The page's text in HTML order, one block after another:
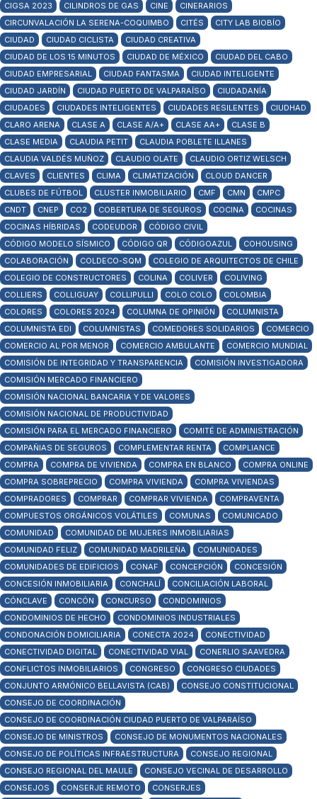
CIGSA 2023
CILINDROS DE GAS CINE
CINERARIOS
CIRCUNVALACIÓN LA SERENA-COQUIMBO
CITÉS
CITY LAB BIOBÍO
CIUDAD
CIUDAD CICLISTA
CIUDAD CREATIVA
CIUDAD DE LOS 15 MINUTOS
CIUDAD DE MÉXICO
CIUDAD DEL CABO
CIUDAD EMPRESARIAL
CIUDAD FANTASMA
CIUDAD INTELIGENTE
CIUDAD JARDÍN
CIUDAD PUERTO DE VALPARAÍSO
CIUDADANÍA
CIUDADES
CIUDADES INTELIGENTES CIUDADES RESILENTES
CIUDHAD
CLARO ARENA
CLASE A CLASE A/A+ CLASE AA+
CLASE B
CLASE MEDIA
CLAUDIA PETIT
CLAUDIA POBLETE ILLANES
CLAUDIA VALDÉS MUÑOZ
CLAUDIO OLATE
CLAUDIO ORTIZ WELSCH
CLAVES
CLIENTES CLIMA CLIMATIZACIÓN
CLOUD DANCER
CLUBES DE FÚTBOL
CLUSTER INMOBILIARIO CMF CMN
CMPC
CNDT
CNEP CO2 COBERTURA DE SEGUROS COCINA
COCINAS
COCINAS HÍBRIDAS
CODEUDOR
CÓDIGO CIVIL
CÓDIGO MODELO SÍSMICO
CÓDIGO QR CÓDIGOAZUL
COHOUSING
COLABORACIÓN
COLDECO-SQM
COLEGIO DE ARQUITECTOS DE CHILE
COLEGIO DE CONSTRUCTORES
COLINA COLIVER
COLIVING
COLLIERS
COLLIGUAY COLLIPULLI COLO COLO
COLOMBIA
COLORES
COLORES 2024 COLUMNA DE OPINIÓN
COLUMNISTA
COLUMNISTA EDI
COLUMNISTAS COMEDORES SOLIDARIOS
COMERCIO
COMERCIO AL POR MENOR
COMERCIO AMBULANTE
COMERCIO MUNDIAL
COMISIÓN DE INTEGRIDAD Y TRANSPARENCIA
COMISIÓN INVESTIGADORA
COMISIÓN MERCADO FINANCIERO
COMISIÓN NACIONAL BANCARIA Y DE VALORES
COMISIÓN NACIONAL DE PRODUCTIVIDAD
COMISIÓN PARA EL MERCADO FINANCIERO
COMITÉ DE ADMINISTRACIÓN
COMPAÑIAS DE SEGUROS
COMPLEMENTAR RENTA
COMPLIANCE
COMPRA
COMPRA DE VIVIENDA COMPRA EN BLANCO
COMPRA ONLINE
COMPRA SOBREPRECIO
COMPRA VIVIENDA
COMPRA VIVIENDAS
COMPRADORES
COMPRAR COMPRAR VIVIENDA
COMPRAVENTA
COMPUESTOS ORGÁNICOS VOLÁTILES
COMUNAS
COMUNICADO
COMUNIDAD
COMUNIDAD DE MUJERES INMOBILIARIAS
COMUNIDAD FELIZ
COMUNIDAD MADRILEÑA
COMUNIDADES
COMUNIDADES DE EDIFICIOS
CONAF CONCEPCIÓN
CONCESIÓN
CONCESIÓN INMOBILIARIA
CONCHALÍ
CONCILIACIÓN LABORAL
CÓNCLAVE
CONCÓN CONCURSO
CONDOMINIOS
CONDOMINIOS DE HECHO
CONDOMINIOS INDUSTRIALES
CONDONACIÓN DOMICILIARIA
CONECTA 2024
CONECTIVIDAD
CONECTIVIDAD DIGITAL
CONECTIVIDAD VIAL
CONERLIO SAAVEDRA
CONFLICTOS INMOBILIARIOS
CONGRESO
CONGRESO CIUDADES
CONJUNTO ARMÓNICO BELLAVISTA (CAB)
CONSEJO CONSTITUCIONAL
CONSEJO DE COORDINACIÓN
CONSEJO DE COORDINACIÓN CIUDAD PUERTO DE VALPARAÍSO
CONSEJO DE MINISTROS
CONSEJO DE MONUMENTOS NACIONALES
CONSEJO DE POLÍTICAS INFRAESTRUCTURA
CONSEJO REGIONAL
CONSEJO REGIONAL DEL MAULE
CONSEJO VECINAL DE DESARROLLO
CONSEJOS
CONSERJE REMOTO
CONSERJES